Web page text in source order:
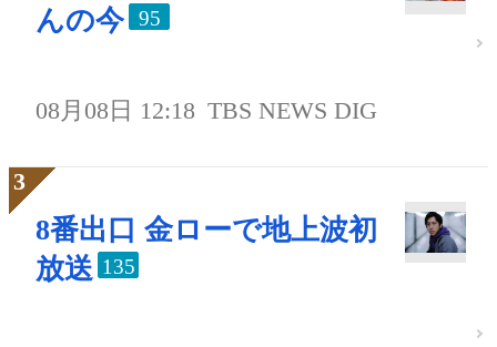
んの今
95
08月08日 12:18 TBS NEWS DIG
8番出口 金ローで地上波初
放送 135